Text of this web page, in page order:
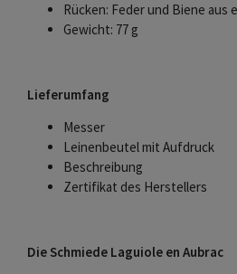
Rücken: Feder und Biene aus
Gewicht: 77 g
Lieferumfang
Messer
Leinenbeutel mit Aufdruck
Beschreibung
Zertifikat des Herstellers
Die Schmiede Laguiole en Aubrac